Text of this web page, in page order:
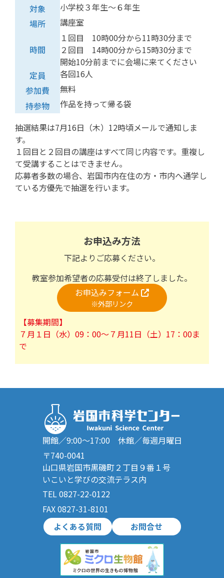
対象
小学校３年生～６年生
場所
講座室
時間
１回目 10時00分から11時30分まで
２回目 14時00分から15時30分まで
開始10分前までに会場に来てください
定員
各回16人
参加費
無料
持参物
作品を持って帰る袋
抽選結果は7月16日（木）12時頃メールで通知しま
す。
１回目と２回目の講座はすべて同じ内容です。重複し
て受講することはできません。
応募者多数の場合、岩国市内在住の方・市内へ通学し
ている方優先で抽選を行います。
お申込み方法
下記よりご応募ください。
教室参加希望者の応募受付は終了しました。
お申込みフォーム
※外部リンク
【募集期間】
７月１日（水）09：00～７月11日（土）17：00ま
で
開館／9:00～17:00 休館／毎週月曜日
〒740-0041
山口県岩国市黒磯町２丁目９番１号
いこいと学びの交流テラス内
TEL 0827-22-0122
FAX 0827-31-8101
よくある質問
お問合せ